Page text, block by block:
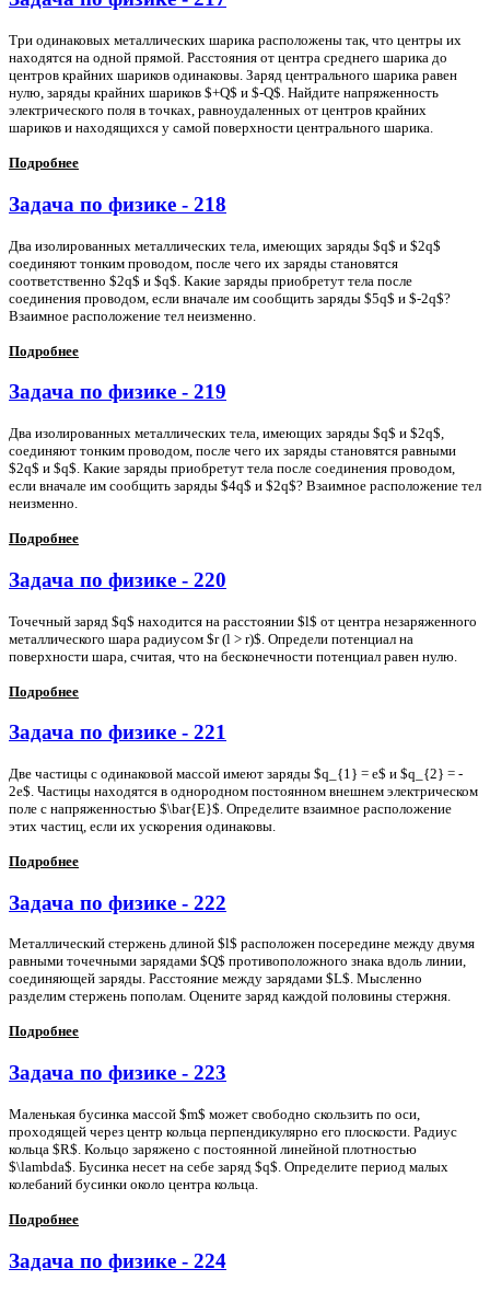
Три одинаковых металлических шарика расположены так, что центры их
находятся на одной прямой. Расстояния от центра среднего шарика до
центров крайних шариков одинаковы. Заряд центрального шарика равен
нулю, заряды крайних шариков $+Q$ и $-Q$. Найдите напряженность
электрического поля в точках, равноудаленных от центров крайних
шариков и находящихся у самой поверхности центрального шарика.
Подробнее
Задача по физике - 218
Два изолированных металлических тела, имеющих заряды $q$ и $2q$
соединяют тонким проводом, после чего их заряды становятся
соответственно $2q$ и $q$. Какие заряды приобретут тела после
соединения проводом, если вначале им сообщить заряды $5q$ и $-2q$?
Взаимное расположение тел неизменно.
Подробнее
Задача по физике - 219
Два изолированных металлических тела, имеющих заряды $q$ и $2q$,
соединяют тонким проводом, после чего их заряды становятся равными
$2q$ и $q$. Какие заряды приобретут тела после соединения проводом,
если вначале им сообщить заряды $4q$ и $2q$? Взаимное расположение тел
неизменно.
Подробнее
Задача по физике - 220
Точечный заряд $q$ находится на расстоянии $l$ от центра незаряженного
металлического шара радиусом $r (l > r)$. Определи потенциал на
поверхности шара, считая, что на бесконечности потенциал равен нулю.
Подробнее
Задача по физике - 221
Две частицы с одинаковой массой имеют заряды $q_{1} = e$ и $q_{2} = -
2e$. Частицы находятся в однородном постоянном внешнем электрическом
поле с напряженностью $\bar{E}$. Определите взаимное расположение
этих частиц, если их ускорения одинаковы.
Подробнее
Задача по физике - 222
Металлический стержень длиной $l$ расположен посередине между двумя
равными точечными зарядами $Q$ противоположного знака вдоль линии,
соединяющей заряды. Расстояние между зарядами $L$. Мысленно
разделим стержень пополам. Оцените заряд каждой половины стержня.
Подробнее
Задача по физике - 223
Маленькая бусинка массой $m$ может свободно скользить по оси,
проходящей через центр кольца перпендикулярно его плоскости. Радиус
кольца $R$. Кольцо заряжено с постоянной линейной плотностью
$\lambda$. Бусинка несет на себе заряд $q$. Определите период малых
колебаний бусинки около центра кольца.
Подробнее
Задача по физике - 224